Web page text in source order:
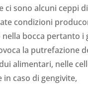
ci sono alcuni ceppi di
condizioni
bocca pertanto i
la putrefazione
alimentari, nelle
caso di gengivite,